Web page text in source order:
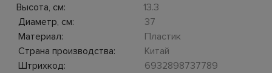
Высота, см:
13.3
Диаметр, см:
37
Материал:
Пластик
Страна производства:
Китай
Штрихкод:
6932898737789